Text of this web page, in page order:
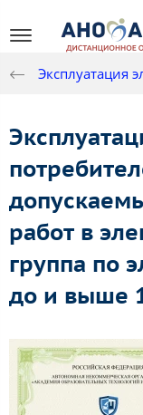
Эксплуатация
работ в
группа по
до и выше